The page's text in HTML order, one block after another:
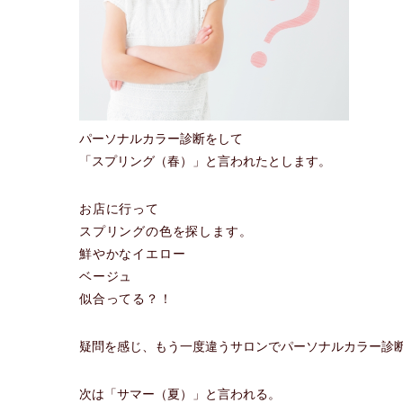
パーソナルカラー診断をして
「スプリング（春）」と言われたとします。
お店に行って
スプリングの色を探します。
鮮やかなイエロー
ベージュ
似合ってる？！
疑問を感じ、もう一度違うサロンでパーソナルカラー診
次は「サマー（夏）」と言われる。